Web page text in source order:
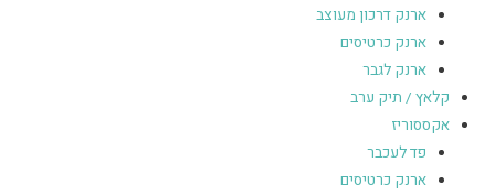
ארנק דרכון מעוצב
ארנק כרטיסים
ארנק לגבר
קלאץ / תיק ערב
אקססוריז
פד לעכבר
ארנק כרטיסים